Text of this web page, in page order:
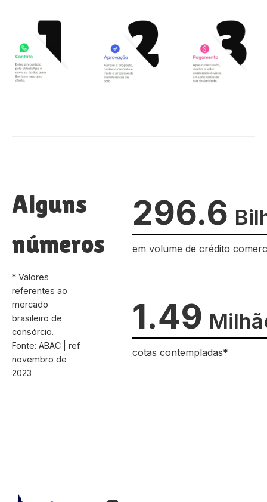
Alguns
números
* Valores
referentes ao
mercado
brasileiro de
consórcio.
Fonte: ABAC | ref.
novembro de
2023
296.6
em volume de crédito
1.49
cotas contempladas*